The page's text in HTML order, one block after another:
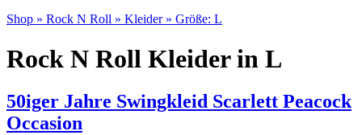
Shop » Rock N Roll » Kleider» Größe: L
Rock N Roll Kleider in L
50iger Jahre Swingkleid Scarlett Peacock
Occasion